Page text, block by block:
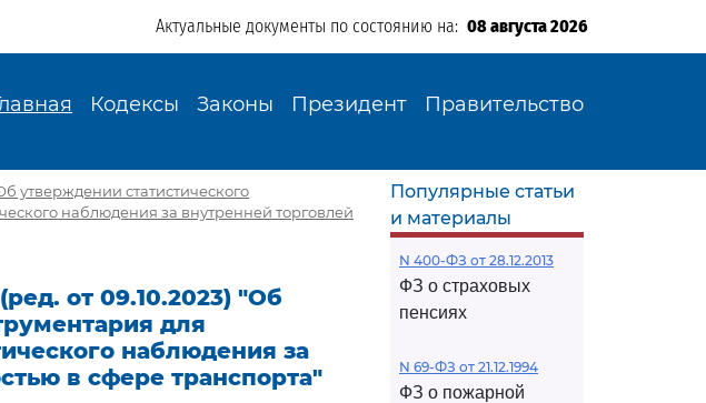
Актуальные документы по состоянию на: 08 августа 2026
Кодексы Законы Президент Правительство
утверждении статистического
наблюдения за внутренней торговлей
от 09.10.2023) "Об
для
наблюдения за
в сфере транспорта"
Популярные статьи
и материалы
N 400-ФЗ от 28.12.2013
ФЗ о страховых
пенсиях
N 69-ФЗ от 21.12.1994
ФЗ о пожарной